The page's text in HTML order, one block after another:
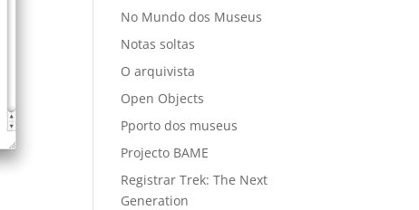
No Mundo dos Museus
Notas soltas
O arquivista
Open Objects
Pporto dos museus
Projecto BAME
Registrar Trek: The Next
Generation